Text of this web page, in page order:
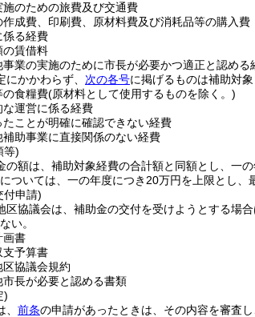
施のための旅費及び交通費
作成費、印刷費、原材料費及び消耗品等の購入費
係る経費
の賃借料
事業の実施のために市長が必要かつ適正と認める
にかかわらず、 次の各号に掲げるものは補助対象
の食糧費(原材料として使用するものを除く。)
な運営に係る経費
たことが明確に確認できない経費
補助事業に直接関係のない経費
等)
の額は、補助対象経費の合計額と同額とし、一
ついては、一の年度につき20万円を上限とし、
付申請)
区協議会は、補助金の交付を受けようとする場合
い。
画書
支予算書
区協議会規約
市長が必要と認める書類
)
前条の申請があったときは、その内容を審査し